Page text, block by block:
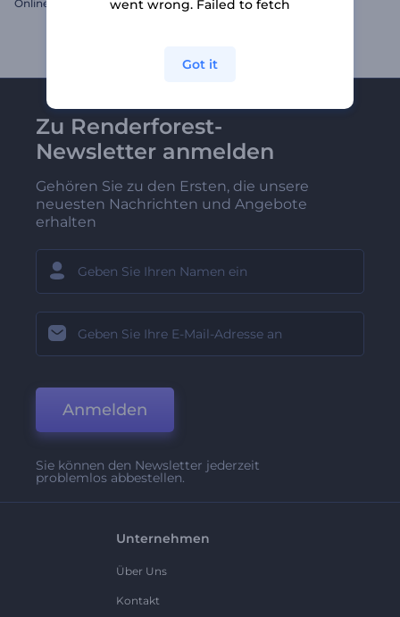
Onlineshop Galerie 8. März Blumen Grüße
Zu Renderforest-
Newsletter anmelden
Gehören Sie zu den Ersten, die unsere
neuesten Nachrichten und Angebote
erhalten
Anmelden
Sie können den Newsletter jederzeit
problemlos abbestellen.
Unternehmen
Über Uns
Kontakt
went wrong. Failed to fetch
Got it